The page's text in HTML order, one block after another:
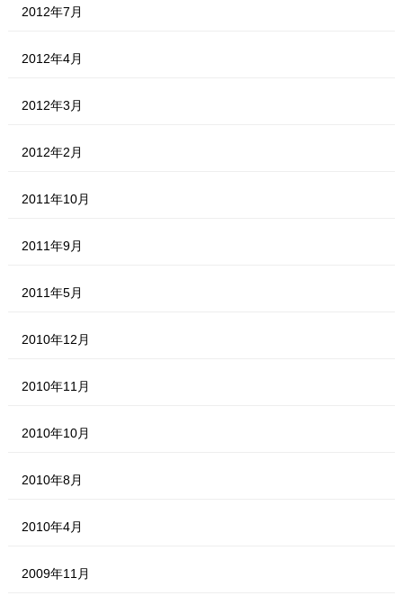
2012年7月
2012年4月
2012年3月
2012年2月
2011年10月
2011年9月
2011年5月
2010年12月
2010年11月
2010年10月
2010年8月
2010年4月
2009年11月